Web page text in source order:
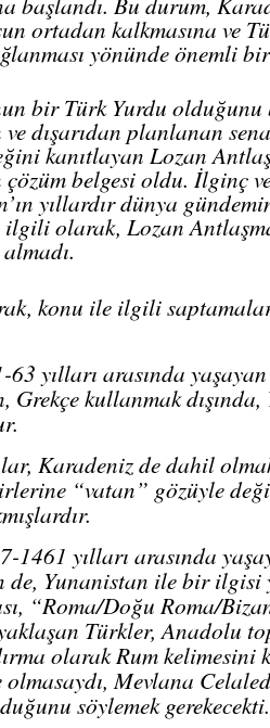
ortadan kalkmasına ve
yönünde önemli
bir Türk Yurdu
ve dışarıdan planlanan
kanıtlayan Lozan
çözüm belgesi oldu. İlginç
yıllardır dünya
olarak, Lozan
konu ile ilgili
63 yılları arasında
Grekçe kullanmak
Karadeniz de dahil
“vatan” gözüyle
1461 yılları arasında
de, Yunanistan ile bir ilgisi
“Roma/Doğu Roma/
Türkler, Anadolu
olarak Rum kelimesini
olmasaydı, Mevlana
söylemek gerekecekti.